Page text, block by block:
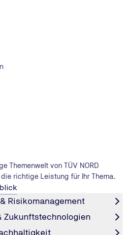
Themenwelt von TÜV NORD
richtige Leistung für Ihr Thema.
Risikomanagement
Zukunftstechnologien